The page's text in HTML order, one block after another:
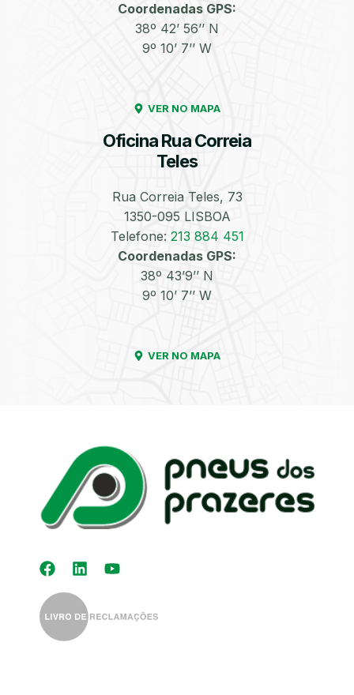
Coordenadas GPS:
38º 42’ 56’’ N
9º 10’ 7’’ W
VER NO MAPA
Oficina Rua Correia
Teles
Rua Correia Teles, 73
1350-095 LISBOA
Telefone: 213 884 451
Coordenadas GPS:
38º 43’9’’ N
9º 10’ 7’’ W
VER NO MAPA
Enchimento de
Azoto/Nitrogénio
Pneus e Jantes
Rodas
Jantes
Kit Distribuição
Diagnóstico
Auto-Rádios